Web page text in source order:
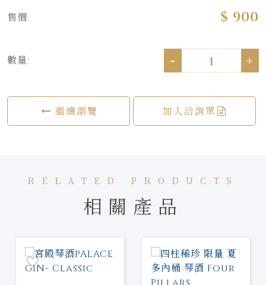
售價: $ 900
數量: - +
繼續瀏覽 加入洽詢單
RELATED PRODUCTS
相關產品